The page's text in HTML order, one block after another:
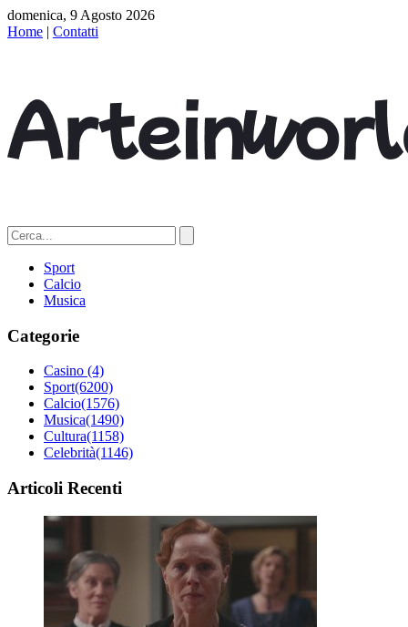
domenica, 9 Agosto 2026
Home | Contatti
Sport
Calcio
Musica
Categorie
Casino (4)
Sport(6200)
Calcio(1576)
Musica(1490)
Cultura(1158)
Celebrità(1146)
Articoli Recenti